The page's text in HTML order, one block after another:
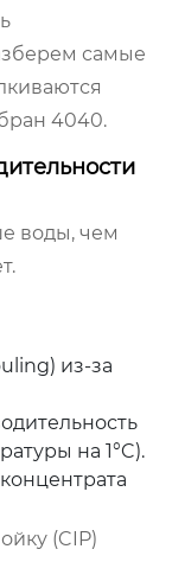
самые
4040.
воды, чем
из-за
на 1°C).
(CIP)